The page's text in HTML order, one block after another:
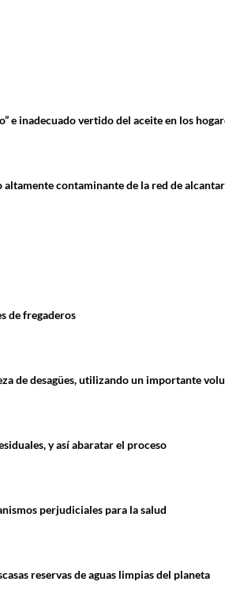
e inadecuado vertido del aceite en los
contaminante de la red de
de fregaderos
de desagües, utilizando un importante
y así abaratar el proceso
perjudiciales para la salud
reservas de aguas limpias del planeta